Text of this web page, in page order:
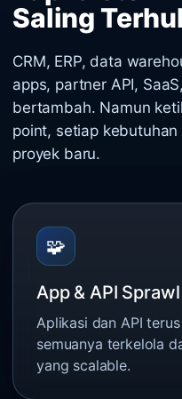
Saling
CRM, ERP, data
apps, partner API,
bertambah. Namun
point, setiap
proyek baru.
🧩
App & API Sprawl
Aplikasi dan API
semuanya terkelola
yang scalable.